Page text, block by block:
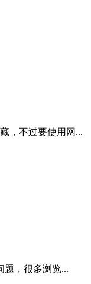
，不过要使用网...
题，很多浏览...